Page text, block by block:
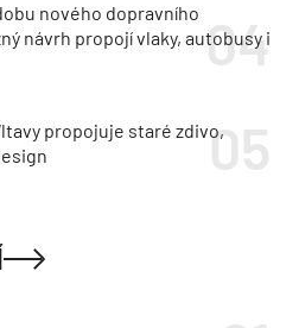
nového dopravního
návrh propojí vlaky, autobusy i
propojuje staré zdivo,